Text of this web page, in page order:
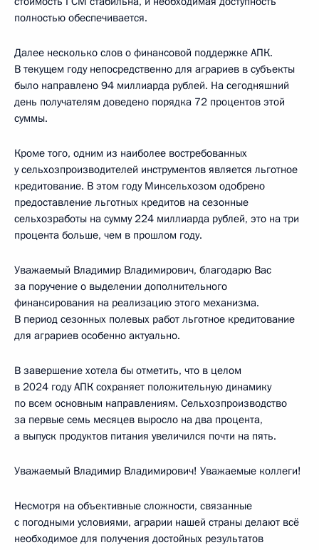
полностью обеспечивается.
Далее несколько слов о финансовой поддержке АПК.
В текущем году непосредственно для аграриев в субъекты
было направлено 94 миллиарда рублей. На сегодняшний
день получателям доведено порядка 72 процентов этой
суммы.
Кроме того, одним из наиболее востребованных
у сельхозпроизводителей инструментов является льготное
кредитование. В этом году Минсельхозом одобрено
предоставление льготных кредитов на сезонные
сельхозработы на сумму 224 миллиарда рублей, это на три
процента больше, чем в прошлом году.
Уважаемый Владимир Владимирович, благодарю Вас
за поручение о выделении дополнительного
финансирования на реализацию этого механизма.
В период сезонных полевых работ льготное кредитование
для аграриев особенно актуально.
В завершение хотела бы отметить, что в целом
в 2024 году АПК сохраняет положительную динамику
по всем основным направлениям. Сельхозпроизводство
за первые семь месяцев выросло на два процента,
а выпуск продуктов питания увеличился почти на пять.
Уважаемый Владимир Владимирович! Уважаемые коллеги!
Несмотря на объективные сложности, связанные
с погодными условиями, аграрии нашей страны делают всё
необходимое для получения достойных результатов